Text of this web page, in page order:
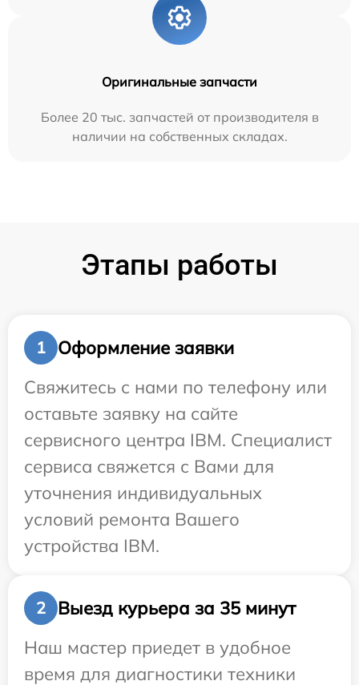
Оригинальные запчасти
Более 20 тыс. запчастей от производителя в
наличии на собственных складах.
Этапы работы
1
Оформление заявки
Свяжитесь с нами по телефону или
оставьте заявку на сайте
сервисного центра IBM. Специалист
сервиса свяжется с Вами для
уточнения индивидуальных
условий ремонта Вашего
устройства IBM.
2
Выезд курьера за 35 минут
Наш мастер приедет в удобное
время для диагностики техники